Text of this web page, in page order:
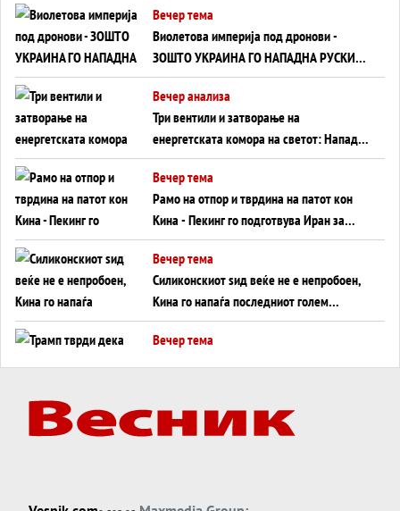
Вечер тема
Виолетова империја под дронови -
ЗОШТО УКРАИНА ГО НАПАДНА РУСКИОТ
WILDBERRIES
Вечер анализа
Три вентили и затворање на
енергетската комора на светот: Нападот
во Суец најавува глобален енергетски
инфаркт?
Вечер тема
Рамо на отпор и тврдина на патот кон
Кина - Пекинг го подготвува Иран за
американска копнена инвазија
Вечер тема
Силиконскиот ѕид веќе не е непробоен,
Кина го напаѓа последниот голем
монопол на Западот?
Вечер тема
Вечер тема
ДЛАБОКО УДОЛУ: Сметководствените
Вечер тема